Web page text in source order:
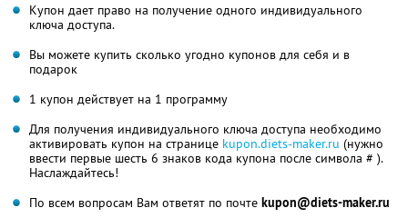
Купон дает право на получение одного индивидуального
ключа доступа.
Вы можете купить сколько угодно купонов для себя и в
подарок
1 купон действует на 1 программу
Для получения индивидуального ключа доступа необходимо
активировать купон на странице kupon.diets-maker.ru (нужно
ввести первые шесть 6 знаков кода купона после символа # ).
Наслаждайтесь!
По всем вопросам Вам ответят по почте kupon@diets-maker.ru